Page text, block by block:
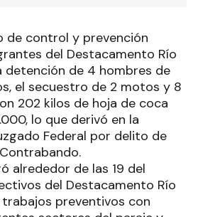
de control y prevención
del Destacamento Río
detención de 4 hombres de
el secuestro de 2 motos y 8
202 kilos de hoja de coca
lo que derivó en la
Federal por delito de
alrededor de las 19 del
del Destacamento Río
preventivos con